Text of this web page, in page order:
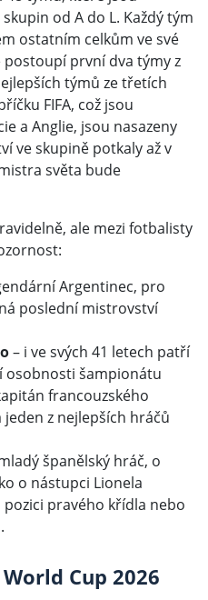
od A do L. Každý tým
ostatním celkům ve své
postoupí první dva týmy z
týmů ze třetích
FIFA, což jsou
a Anglie, jsou nasazeny
ve skupině potkaly až v
světa bude
ale mezi fotbalisty
Argentinec, pro
poslední mistrovství
– i ve svých 41 letech patří
osobnosti šampionátu
francouzského
z nejlepších hráčů
španělský hráč, o
o nástupci Lionela
pozici pravého křídla nebo
Cup 2026